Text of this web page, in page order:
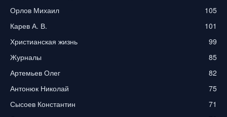
Орлов Михаил
105
Карев А. В.
101
Христианская жизнь
99
Журналы
85
Артемьев Олег
82
Антонюк Николай
75
Сысоев Константин
71